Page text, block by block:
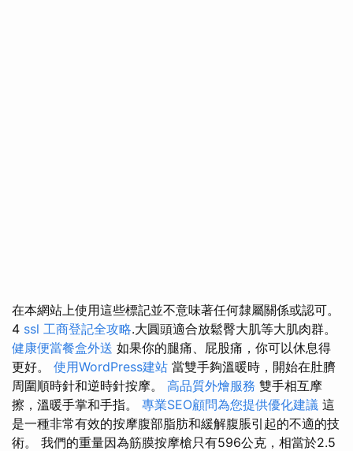
在本網站上使用這些標記並不意味著任何隸屬關係或認可。
4 ssl 工商登記全攻略.大圓頭適合放鬆臀大肌等大肌肉群。
健康便當餐盒外送 如果你的腿痛、屁股痛，你可以休息得
更好。 使用WordPress建站 當雙手夠溫暖時，開始在肚臍
周圍順時針和逆時針按摩。 高品質外燴服務 雙手相互摩
擦，溫暖手掌和手指。 專業SEO顧問為您提供優化建議 這
是一種非常有效的按摩腹部脂肪和緩解腹脹引起的不適的技
術。 我們的重量因為筋膜按摩槍只有596公克，相當於2.5